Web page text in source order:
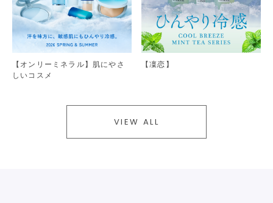
【オンリーミネラル】肌にやさ
しいコスメ
【凜恋】
VIEW ALL